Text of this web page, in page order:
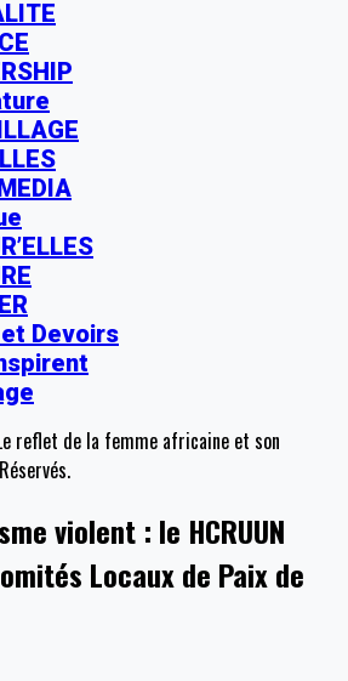
Devoirs
reflet de la femme africaine et son
violent : le HCRUUN
Locaux de Paix de